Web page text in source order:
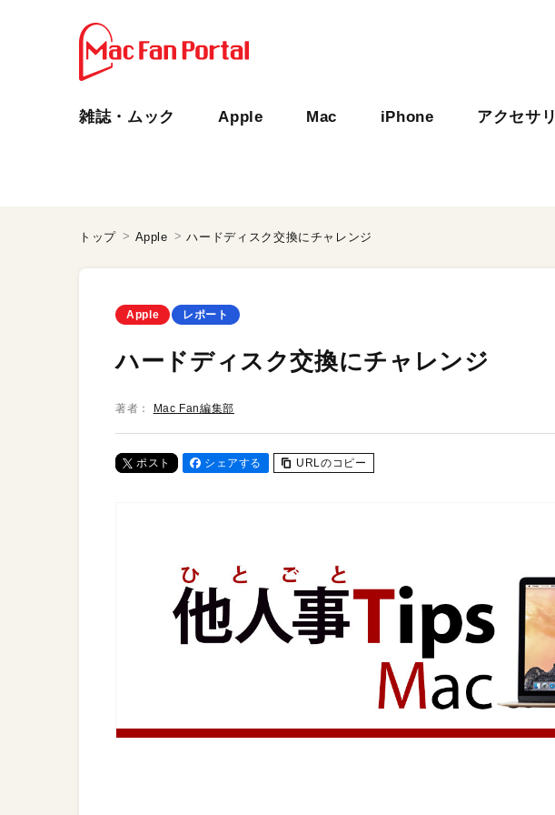
雑誌・ムック Apple Mac iPhone アクセサリ
トップ Apple ハードディスク交換にチャレンジ
Apple レポート
ハードディスク交換にチャレンジ
著者： Mac Fan編集部
ポスト シェアする URLのコピー